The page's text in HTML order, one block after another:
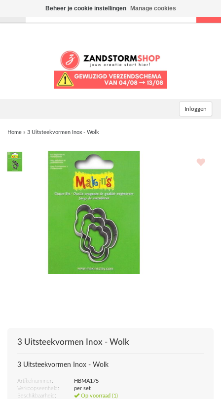
Inloggen
Home » 3 Uitsteekvormen Inox - Wolk
3 Uitsteekvormen Inox - Wolk
3 Uitsteekvormen Inox - Wolk
Artikelnummer:
HBMA175
Verkoopseenheid:
per set
Beschikbaarheid:
Op voorraad (1)
Beheer je cookie instellingen Manage cookies